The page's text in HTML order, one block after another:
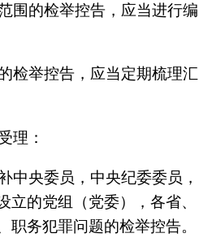
围的检举控告，应当进行编
检举控告，应当定期梳理汇
理：
中央委员，中央纪委委员，
的党组（党委），各省、
务犯罪问题的检举控告。